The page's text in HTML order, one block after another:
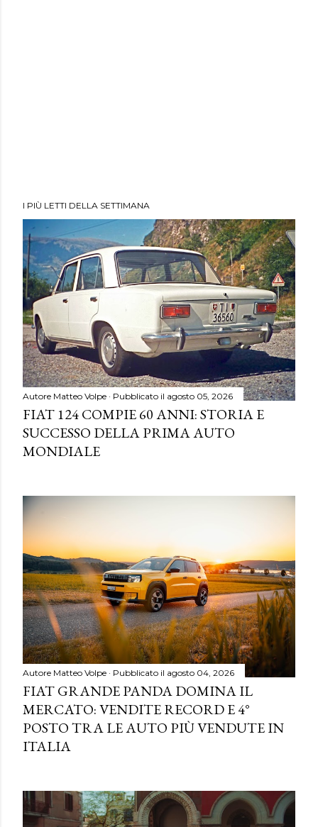
I PIÙ LETTI DELLA SETTIMANA
Autore Matteo Volpe Pubblicato il agosto 05, 2026
FIAT 124 COMPIE 60 ANNI: STORIA E
SUCCESSO DELLA PRIMA AUTO
MONDIALE
Autore Matteo Volpe Pubblicato il agosto 04, 2026
FIAT GRANDE PANDA DOMINA IL
MERCATO: VENDITE RECORD E 4°
POSTO TRA LE AUTO PIÙ VENDUTE IN
ITALIA